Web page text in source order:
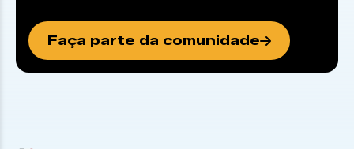
Faça parte da comunidade